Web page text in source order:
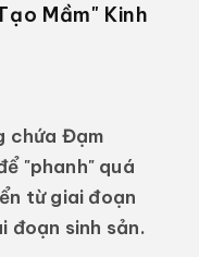
Mầm" Kinh
chứa Đạm
"phanh" quá
từ giai đoạn
đoạn sinh sản.